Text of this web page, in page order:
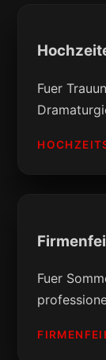
Fuer
Fuer